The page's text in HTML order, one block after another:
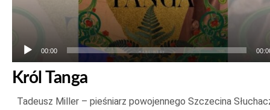
00:00
Król Tanga
Tadeusz Miller – pieśniarz powojennego Szczecina